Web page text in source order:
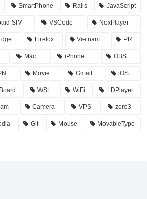
SmartPhone Rails JavaScript
SIM VSCode NoxPlayer
Firefox Vietnam PR
Mac iPhone OBS
Movie Gmail iOS
WSL WiFi LDPlayer
Camera VPS zero3
Git Mouse MovableType